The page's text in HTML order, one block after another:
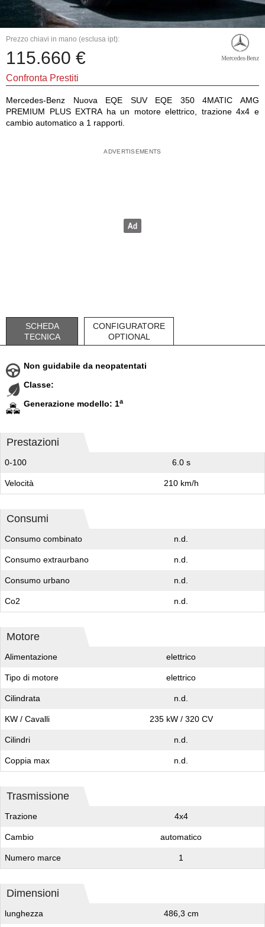
Prezzo chiavi in mano (esclusa ipt):
115.660 €
Confronta Prestiti
Mercedes-Benz Nuova EQE SUV EQE 350 4MATIC AMG
PREMIUM PLUS EXTRA ha un motore elettrico, trazione 4x4 e
cambio automatico a 1 rapporti.
SCHEDA
TECNICA
CONFIGURATORE
OPTIONAL
Non guidabile da neopatentati
Classe:
Generazione modello: 1a
Prestazioni
0-100 6.0 s
Velocità 210 km/h
Consumi
Consumo combinato n.d.
Consumo extraurbano n.d.
Consumo urbano n.d.
Co2 n.d.
Motore
Alimentazione elettrico
Tipo di motore elettrico
Cilindrata n.d.
KW / Cavalli 235 kW / 320 CV
Cilindri n.d.
Coppia max n.d.
Trasmissione
Trazione 4x4
Cambio automatico
Numero marce 1
Dimensioni
lunghezza 486,3 cm